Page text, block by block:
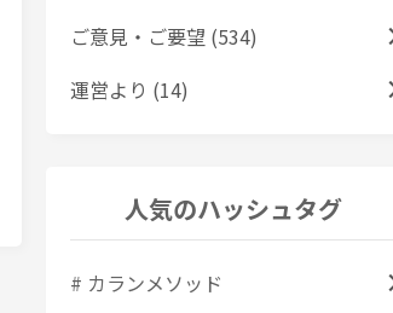
ご意見・ご要望 (534)
運営より (14)
人気のハッシュタグ
# カランメソッド